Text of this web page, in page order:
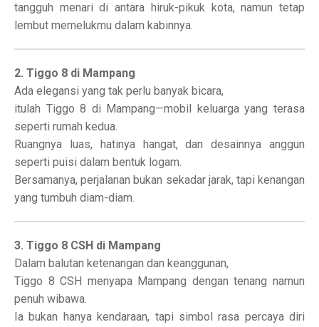
tangguh menari di antara hiruk-pikuk kota, namun tetap
lembut memelukmu dalam kabinnya.
2. Tiggo 8 di Mampang
Ada elegansi yang tak perlu banyak bicara,
itulah Tiggo 8 di Mampang—mobil keluarga yang terasa
seperti rumah kedua.
Ruangnya luas, hatinya hangat, dan desainnya anggun
seperti puisi dalam bentuk logam.
Bersamanya, perjalanan bukan sekadar jarak, tapi kenangan
yang tumbuh diam-diam.
3. Tiggo 8 CSH di Mampang
Dalam balutan ketenangan dan keanggunan,
Tiggo 8 CSH menyapa Mampang dengan tenang namun
penuh wibawa.
Ia bukan hanya kendaraan, tapi simbol rasa percaya diri